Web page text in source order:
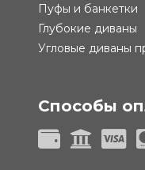
Пуфы и банкетки
Глубокие диваны
Угловые диваны
Способы